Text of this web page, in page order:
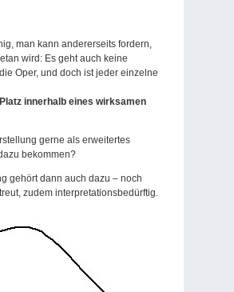
man kann andererseits fordern,
wird: Es geht auch keine
Oper, und doch ist jeder einzelne
innerhalb eines wirksamen
gerne als erweitertes
bekommen?
gehört dann auch dazu – noch
zudem interpretationsbedürftig.